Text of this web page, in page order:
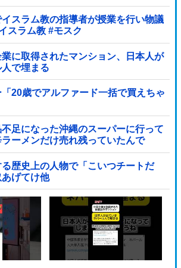
スラム教の指導者が授業を行い物議
す！ #大阪 #イスラム教 #モスク
業に取得されたマンション、日本人が
で埋まる
20歳でアルファード一括で買えちゃ
足になった沖縄のスーパーに行って
ーメンだけ売れ残っていたんで
る歴史上の人物で「こいつチートだ
げてけ他